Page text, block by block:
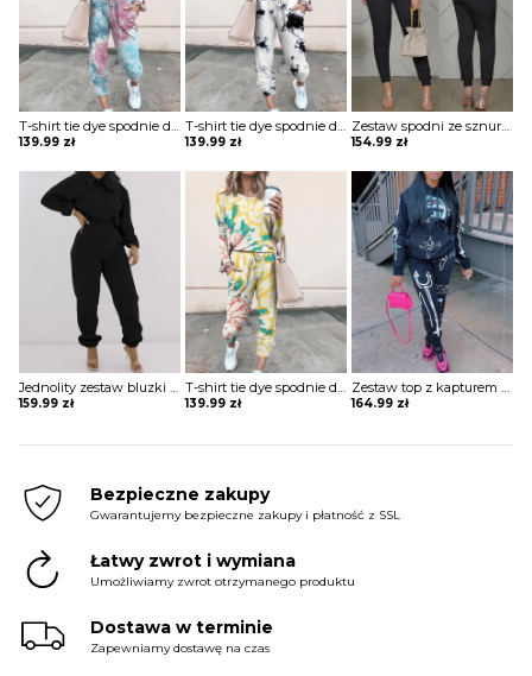
T-shirt tie dye spodnie dwuczęściowe homewear komplet Jolantha
139.99 zł
T-shirt tie dye spodnie dwuczęściowe homewear komplet Jolantha
139.99 zł
Zestaw spodni ze sznurkiem z długim rękawem i kieszenią komplet Anghard
154.99 zł
Jednolity zestaw bluzki i spodni z długim rękawem komplet Hadley
159.99 zł
T-shirt tie dye spodnie dwuczęściowe homewear komplet Jolantha
139.99 zł
Zestaw top z kapturem i sznurkiem do spodni nadrukiem literami kreskówek komplet Norah
164.99 zł
Bezpieczne zakupy
Gwarantujemy bezpieczne zakupy i płatność z SSL
Łatwy zwrot i wymiana
Umożliwiamy zwrot otrzymanego produktu
Dostawa w terminie
Zapewniamy dostawę na czas